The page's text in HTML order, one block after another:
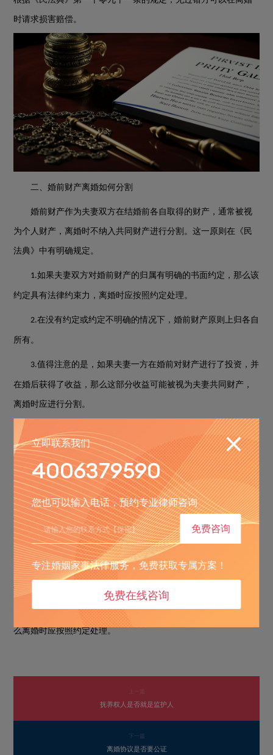
时请求损害赔偿。
二、婚前财产离婚如何分割
婚前财产作为夫妻双方在结婚前各自取得的财产，通常被视
为个人财产，离婚时不纳入共同财产进行分割。这一原则在《民
法典》中有明确规定。
1.如果夫妻双方对婚前财产的归属有明确的书面约定，那么该
约定具有法律约束力，离婚时应按照约定处理。
2.在没有约定或约定不明确的情况下，婚前财产原则上归各自
所有。
3.值得注意的是，如果夫妻一方在婚前对财产进行了投资，并
在婚后获得了收益，那么这部分收益可能被视为夫妻共同财产，
离婚时应进行分割。
三、再婚夫妻离婚财产分割原则
再婚夫妻离婚时，财产分割的原则与初婚夫妻基本相同。
1.对于夫妻共同财产，双方应首先通过协商进行分割。如果协
商不成，可以向法院提起诉讼，由法院根据财产的具体情况，按
照照顾子女、女方和无过错方权益的原则进行判决。
2.在分割过程中，夫妻共同财产原则上应均等分割，但也可以
根据实际情况进行适当调整。
3.如果再婚夫妻双方在婚前或婚后对财产归属有书面约定，那
么离婚时应按照约定处理。
上一篇
抚养权人是否就是监护人
下一篇
离婚协议是否要公证
立即联系我们
4006379590
您也可以输入电话，预约专业律师咨询
免费咨询
专注婚姻家事法律服务，免费获取专属方案！
免费在线咨询